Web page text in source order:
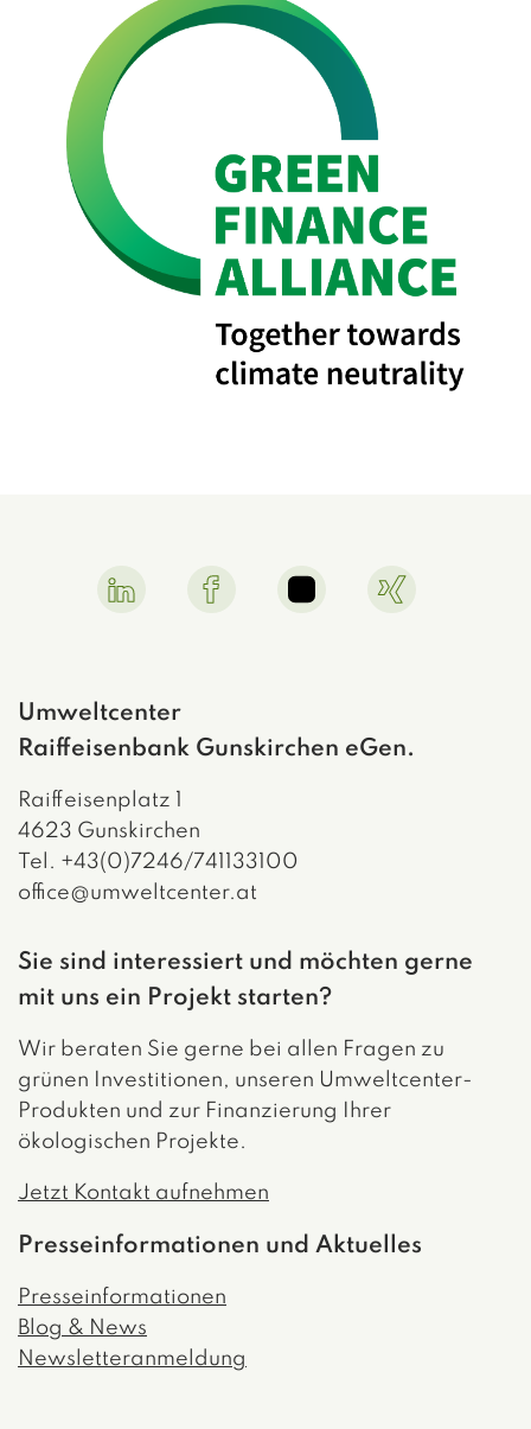
Umweltcenter
Raiffeisenbank Gunskirchen eGen.
Raiffeisenplatz 1
4623 Gunskirchen
Tel. +43(0)7246/741133100
office@umweltcenter.at
Sie sind interessiert und möchten gerne
mit uns ein Projekt starten?
Wir beraten Sie gerne bei allen Fragen zu
grünen Investitionen, unseren Umweltcenter-
Produkten und zur Finanzierung Ihrer
ökologischen Projekte.
Jetzt Kontakt aufnehmen
Presseinformationen und Aktuelles
Presseinformationen
Blog & News
Newsletteranmeldung